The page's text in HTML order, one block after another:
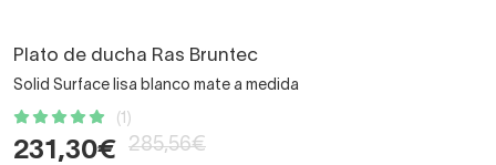
Plato de ducha Ras Bruntec
Solid Surface lisa blanco mate a medida
(1)
231,30€ 285,56€